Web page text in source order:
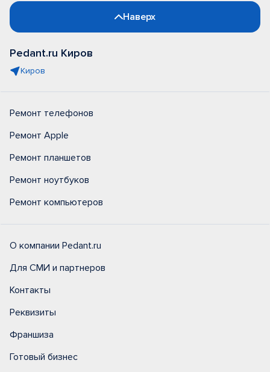
Наверх
Pedant.ru Киров
Киров
Ремонт телефонов
Ремонт Apple
Ремонт планшетов
Ремонт ноутбуков
Ремонт компьютеров
О компании Pedant.ru
Для СМИ и партнеров
Контакты
Реквизиты
Франшиза
Готовый бизнес